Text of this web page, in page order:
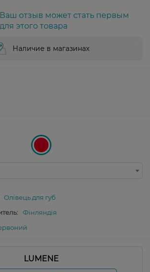
Ваш отзыв может стать первым
для этого товара
Наличие в магазинах
Олівець для губ
Фінляндія
LUMENE